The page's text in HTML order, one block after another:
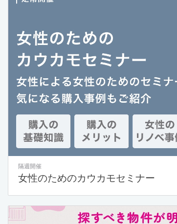
隔週開催
女性のためのカウカモセミナー